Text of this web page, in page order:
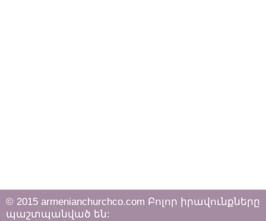
© 2015 armenianchurchco.com Բոլոր իրավունքները
պաշտպանված են: